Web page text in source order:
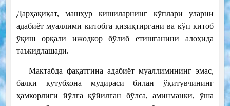
Дарҳақиқат, машҳур кишиларнинг кўплари уларни
адабиёт муаллими китобга қизиқтиргани ва кўп китоб
ўқиш орқали ижодкор бўлиб етишганини алоҳида
таъкидлашади.
— Мактабда фақатгина адабиёт муаллимининг эмас,
балки кутубхона мудираси билан ўқитувчининг
ҳамкорлиги йўлга қўйилган бўлса, аминманки, ўша